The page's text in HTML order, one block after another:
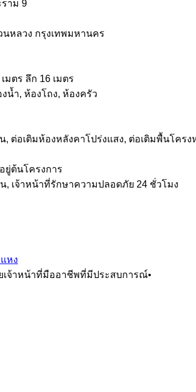
าม 9
หลวง กรุงเทพมหานคร
มตร ลึก 16 เมตร
น้ำ, ห้องโถง, ห้องครัว
ต่อเติมห้องหลังคาโปร่งแสง, ต่อเติมพื้นโคร
ยู่ต้นโครงการ
, เจ้าหน้าที่รักษาความปลอดภัย 24 ชั่วโมง
หง
เจ้าหน้าที่มืออาชีพที่มีประสบการณ์•